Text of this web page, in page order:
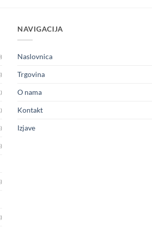
NAVIGACIJA
Naslovnica
Trgovina
O nama
Kontakt
Izjave